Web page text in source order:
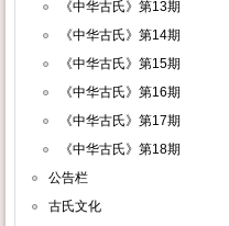
《中华古氏》第13期
《中华古氏》第14期
《中华古氏》第15期
《中华古氏》第16期
《中华古氏》第17期
《中华古氏》第18期
公告栏
古氏文化